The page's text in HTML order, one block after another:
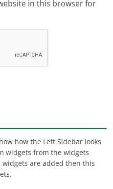
in this browser for
how the Left Sidebar looks
widgets from the widgets
are added then this